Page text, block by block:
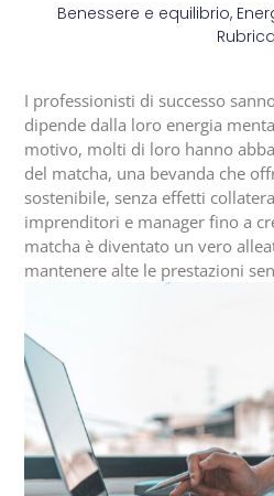
Benessere e equilibrio,
Rubrica
I professionisti di successo
dipende dalla loro energia
motivo, molti di loro hanno
del matcha, una bevanda che
sostenibile, senza effetti
imprenditori e manager fino a
matcha è diventato un vero
mantenere alte le prestazioni